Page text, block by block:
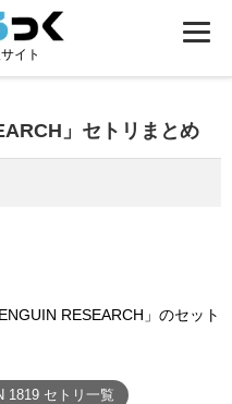
イト
」セトリまとめ
RESEARCH」のセット
1819 セトリ一覧